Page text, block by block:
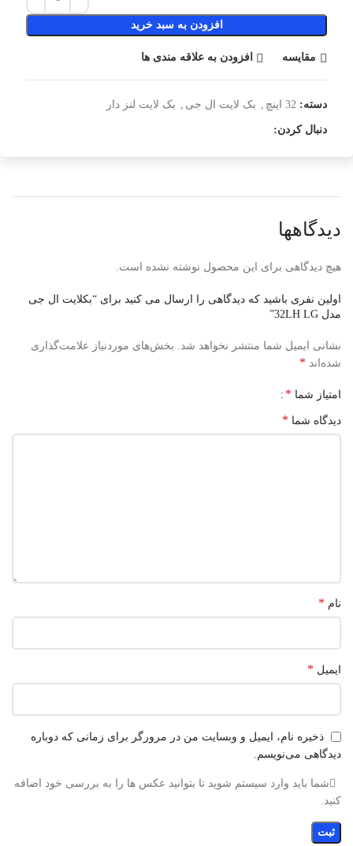
افزودن به سبد خرید
مقایسه افزودن به علاقه مندی ها
دسته: 32 اینچ بک لایت ال جی بک لایت لنز دار
دنبال کردن:
دیدگاهها
هیچ دیدگاهی برای این محصول نوشته نشده است.
اولین نفری باشید که دیدگاهی را ارسال می کنید برای “بکلایت ال جی
مدل 32LH LG”
نشانی ایمیل شما منتشر نخواهد شد.
بخش‌های موردنیاز علامت‌گذاری
شده‌اند *
امتیاز شما *
دیدگاه شما *
نام *
ایمیل *
ذخیره نام، ایمیل و وبسایت من در مرورگر برای زمانی که دوباره
دیدگاهی می‌نویسم.
شما باید وارد سیستم شوید تا بتوانید عکس ها را به بررسی خود اضافه
کنید.